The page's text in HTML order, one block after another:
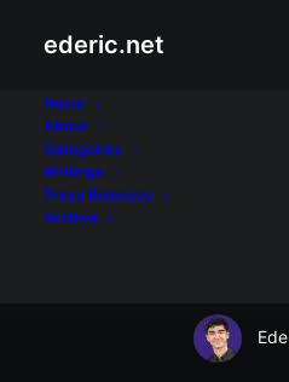
ederic.net
Home
About
Categories
Writings
Press Releases
Archive
Internet at Teknolohiya